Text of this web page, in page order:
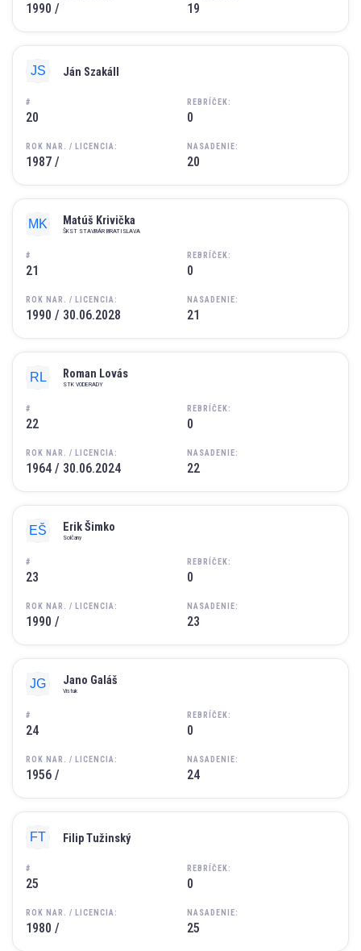
1990 / 19
#
20
Ján Szakáll
ROK NAR. / LICENCIA:
1987 /
REBRÍČEK:
0
NASADENIE:
20
#
21
Matúš Krivička
ŠKST STAVBÁR BRATISLAVA
ROK NAR. / LICENCIA:
1990 / 30.06.2028
REBRÍČEK:
0
NASADENIE:
21
#
22
Roman Lovás
STK VODERADY
ROK NAR. / LICENCIA:
1964 / 30.06.2024
REBRÍČEK:
0
NASADENIE:
22
#
23
Erik Šimko
Solčany
ROK NAR. / LICENCIA:
1990 /
REBRÍČEK:
0
NASADENIE:
23
#
24
Jano Galáš
Vistuk
ROK NAR. / LICENCIA:
1956 /
REBRÍČEK:
0
NASADENIE:
24
#
25
Filip Tužinský
ROK NAR. / LICENCIA:
1980 /
REBRÍČEK:
0
NASADENIE:
25